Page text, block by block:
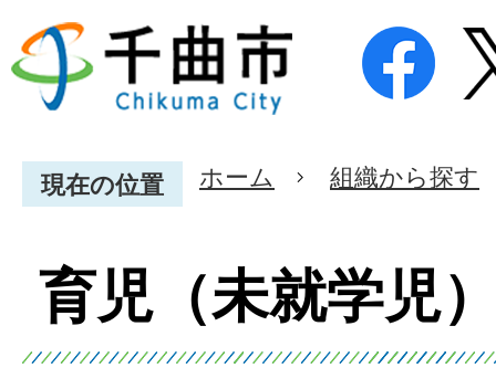
現在の位置 ホーム 組織から探す
育児（未就学児